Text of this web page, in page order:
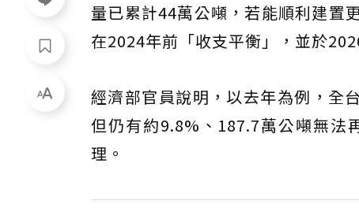
量已累計44萬公噸，若能順利建置
在2024年前「收支平衡」，並於
經濟部官員說明，以去年為例，全
但仍有約9.8%、187.7萬公噸無法
理。